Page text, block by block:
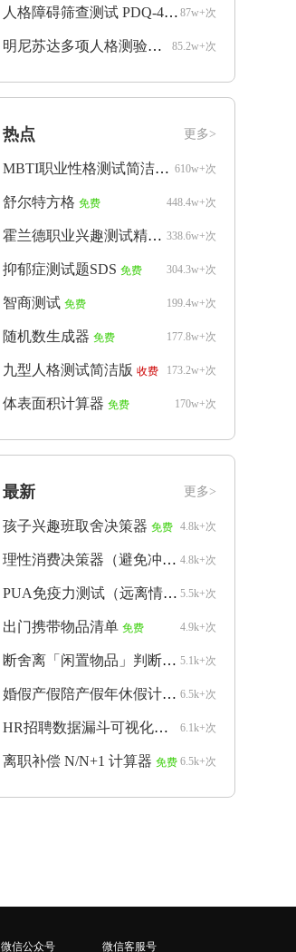
87w+次
人格障碍筛查测试 PDQ-4+ 收费
85.2w+次
明尼苏达多项人格测验mmpi完整版
更多>
热点
610w+次
MBTI职业性格测试简洁版 免费
448.4w+次
舒尔特方格 免费
338.6w+次
霍兰德职业兴趣测试精简版 免费
304.3w+次
抑郁症测试题SDS 免费
199.4w+次
智商测试 免费
177.8w+次
随机数生成器 免费
173.2w+次
九型人格测试简洁版 收费
170w+次
体表面积计算器 免费
更多>
最新
4.8k+次
孩子兴趣班取舍决策器 免费
4.8k+次
理性消费决策器（避免冲动购物）
5.5k+次
PUA免疫力测试（远离情感操控）
4.9k+次
出门携带物品清单 免费
5.1k+次
断舍离「闲置物品」判断器 免费
6.5k+次
婚假产假陪产假年休假计算器 免费
6.1k+次
HR招聘数据漏斗可视化生成器 免费
6.5k+次
离职补偿 N/N+1 计算器 免费
微信客服号
微信公众号